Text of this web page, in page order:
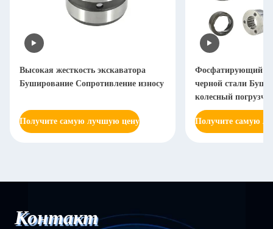
Высокая жесткость экскаватора
Буширование Сопротивление износу
Получите самую лучшую цену
Фосфатирующий
черной стали
колесный
нержавеющие
Получите самую
Контакт